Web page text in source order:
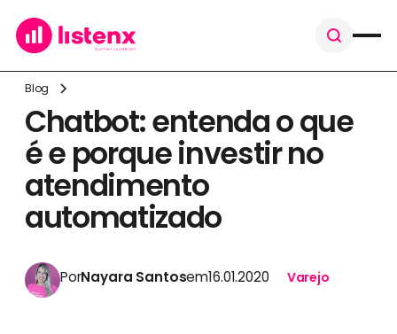
Blog
Chatbot: entenda o que
é e porque investir no
atendimento
automatizado
PorNayara Santosem16.01.2020 Varejo